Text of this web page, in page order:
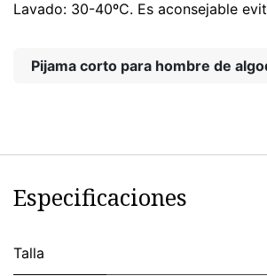
Lavado: 30-40ºC. Es aconsejable
Pijama corto para hombre de
Especificaciones
Talla